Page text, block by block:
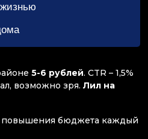
5-6 рублей. CTR – 1,5%
возможно зря. Лил на
повышения бюджета каждый